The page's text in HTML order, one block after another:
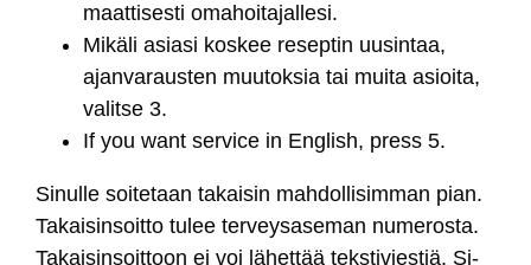
maat­ti­ses­ti oma­hoi­ta­jal­le­si.
Mi­kä­li asia­si kos­kee re­sep­tin uu­sin­taa,
ajan­va­raus­ten muu­tok­sia tai mui­ta asioi­ta,
va­lit­se 3.
If you want ser­vi­ce in Eng­lish, press 5.
Si­nul­le soi­te­taan ta­kai­sin mah­dol­li­sim­man pian.
Ta­kai­sin­soit­to tu­lee ter­vey­sa­se­man nu­me­ros­ta.
Ta­kai­sin­soit­toon ei voi lä­het­tää teks­ti­vies­tiä. Si­